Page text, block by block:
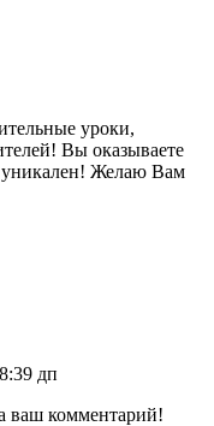
уроки,
Вы оказываете
Желаю Вам
дп
ваш комментарий!